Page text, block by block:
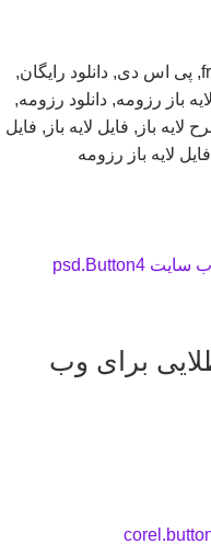
, پی اس دی, دانلود رایگان,
باز رزومه, دانلود رزومه,
لایه باز , فایل لایه باز , فایل
فایل لایه باز رزومه
برای وب